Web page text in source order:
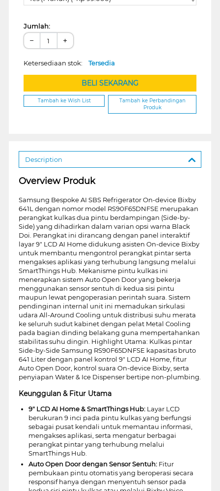
Jumlah:
− +
Ketersediaan stok: Tersedia
BELI SEKARANG
Tambah ke Wish List
Tambah ke Perbandingan
Produk
Description
Overview Produk
Samsung Bespoke AI SBS Refrigerator On-device Bixby
641L dengan nomor model RS90F65DNFSE merupakan
perangkat kulkas dua pintu berdampingan (Side-by-
Side) yang dihadirkan dalam varian opsi warna Black
Doi. Perangkat ini dirancang dengan panel interaktif
layar 9" LCD AI Home didukung asisten On-device Bixby
untuk membantu mengontrol perangkat pintar serta
mengakses aplikasi yang terhubung langsung melalui
SmartThings Hub. Mekanisme pintu kulkas ini
menerapkan sistem Auto Open Door yang bekerja
menggunakan sensor sentuh di kedua sisi pintu
maupun lewat pengoperasian perintah suara. Sistem
pendinginan internal unit ini memadukan sirkulasi
udara All-Around Cooling untuk distribusi suhu merata
ke seluruh sudut kabinet dengan pelat Metal Cooling
pada bagian dinding belakang guna mempertahankan
stabilitas suhu dingin. Highlight Utama: Kulkas pintar
Side-by-Side Samsung RS90F65DNFSE kapasitas bruto
641 Liter dengan panel kontrol 9" LCD AI Home, fitur
Auto Open Door, kontrol suara On-device Bixby, serta
penyiapan Water & Ice Dispenser bertipe non-plumbing.
Keunggulan & Fitur Utama
9" LCD AI Home & SmartThings Hub:Layar LCD
berukuran 9 inci pada pintu kulkas yang berfungsi
sebagai pusat kendali untuk memantau informasi,
mengakses aplikasi, serta mengatur berbagai
perangkat pintar yang terhubung melalui
SmartThings Hub.
Auto Open Door dengan Sensor Sentuh:Fitur
pembukaan pintu otomatis yang beroperasi secara
responsif hanya dengan menyentuh sensor pada